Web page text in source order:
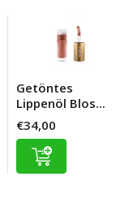
Getöntes
Lippenöl Blos...
€34,00